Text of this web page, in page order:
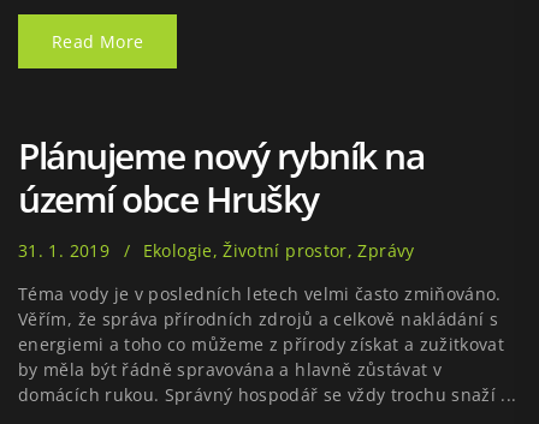
Read More
Plánujeme nový rybník na
území obce Hrušky
31. 1. 2019 Ekologie,Životní prostor,Zprávy
Téma vody je v posledních letech velmi často zmiňováno.
Věřím, že správa přírodních zdrojů a celkově nakládání s
energiemi a toho co můžeme z přírody získat a zužitkovat
by měla být řádně spravována a hlavně zůstávat v
domácích rukou. Správný hospodář se vždy trochu snaží ...